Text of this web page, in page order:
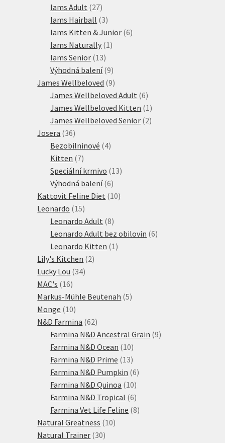
produktů
Iams Adult 2727
produktů
Iams Hairball 33
produkty
Iams Kitten & Junior 66
Iams Naturally 1 1
Iams Senior 1313
produktů
Výhodná balení 99
produktů
James Wellbeloved 99
produktů
James Wellbeloved Adult 66
produktů
James Wellbeloved Kitten 1 1
produkt
James Wellbeloved Senior 22
Josera 3636
produktů
Bezobilninové 44
Kitten 77
produktů
Speciální krmivo 1313
Výhodná balení 66
produktů
Kattovit Feline Diet 1010
Leonardo 1515
produktů
Leonardo Adult 88
produktů
Leonardo Adult bez obilovin 66
Leonardo Kitten 1 1
Lily's Kitchen 22
Lucky Lou 3434
MAC's 1616
produktů
Markus-Mühle Beutenah 55
Monge 1010
produktů
N&D Farmina 6262
produktů
Farmina N&D Ancestral Grain 99
Farmina N&D Ocean 1010
produktů
Farmina N&D Prime 1313
produktů
Farmina N&D Pumpkin 66
Farmina N&D Quinoa 1010
produktů
Farmina N&D Tropical 66
produktů
Farmina Vet Life Feline 88
Natural Greatness 1010
Natural Trainer 3030